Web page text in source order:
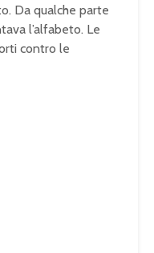
Da qualche parte
l’alfabeto. Le
contro le